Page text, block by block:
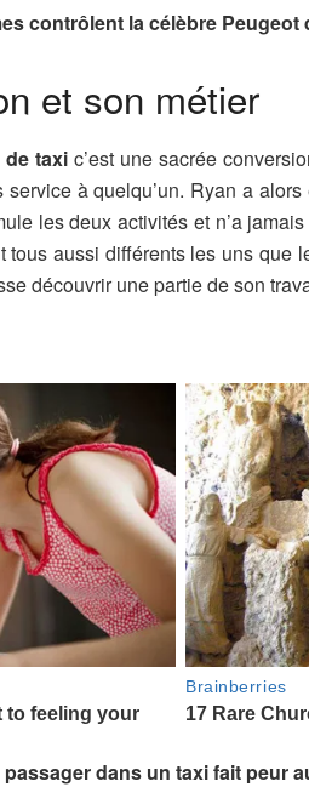
contrôlent la célèbre Peugeot
et son métier
taxic’est une sacrée
service à quelqu’un. Ryan a
les deux activités et n’a
aussi différents les uns que
découvrir une partie de son
dans un taxi fait peur